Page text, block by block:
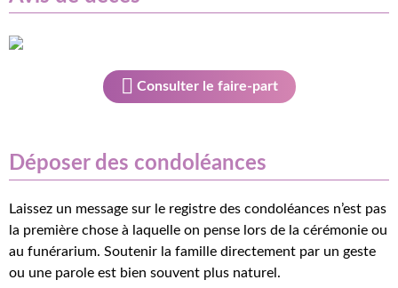
Consulter le faire-part
Déposer des condoléances
Laissez un message sur le registre des condoléances n’est pas
la première chose à laquelle on pense lors de la cérémonie ou
au funérarium. Soutenir la famille directement par un geste
ou une parole est bien souvent plus naturel.